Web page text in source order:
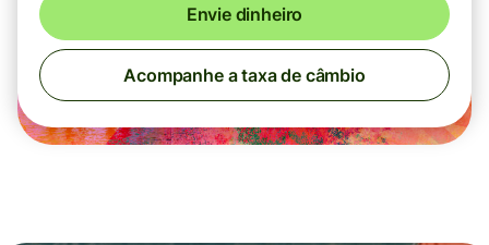
Envie dinheiro
Acompanhe a taxa de câmbio